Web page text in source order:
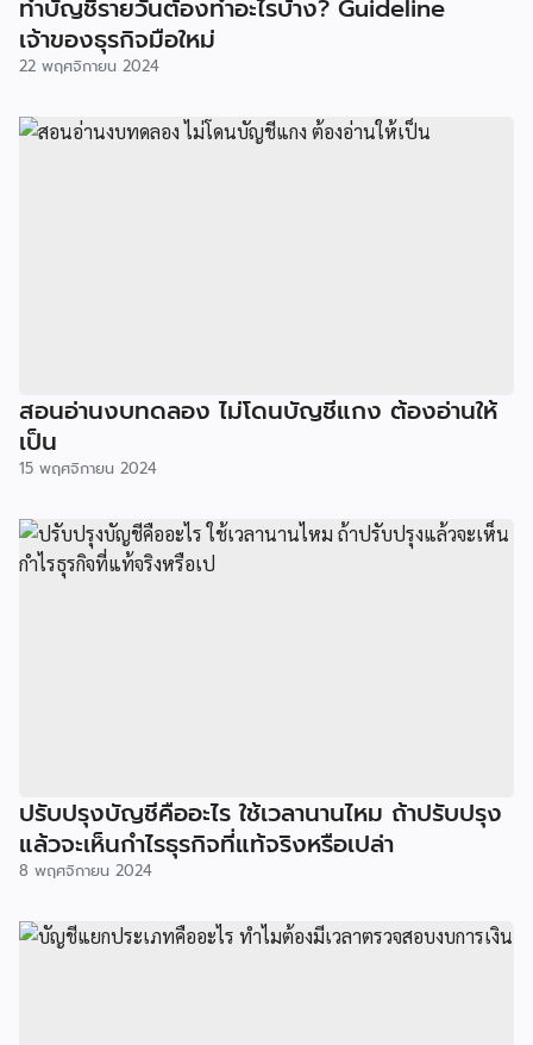
ทำบัญชีรายวันต้องทำอะไรบ้าง? Guideline
เจ้าของธุรกิจมือใหม่
22 พฤศจิกายน 2024
สอนอ่านงบทดลอง ไม่โดนบัญชีแกง ต้องอ่านให้
เป็น
15 พฤศจิกายน 2024
ปรับปรุงบัญชีคืออะไร ใช้เวลานานไหม ถ้าปรับปรุง
แล้วจะเห็นกำไรธุรกิจที่แท้จริงหรือเปล่า
8 พฤศจิกายน 2024